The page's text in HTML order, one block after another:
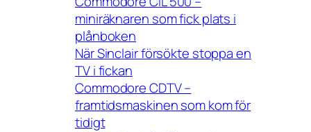
miniräknaren som fick plats i
plånboken
När Sinclair försökte stoppa en
TV i fickan
Commodore CDTV –
framtidsmaskinen som kom för
tidigt